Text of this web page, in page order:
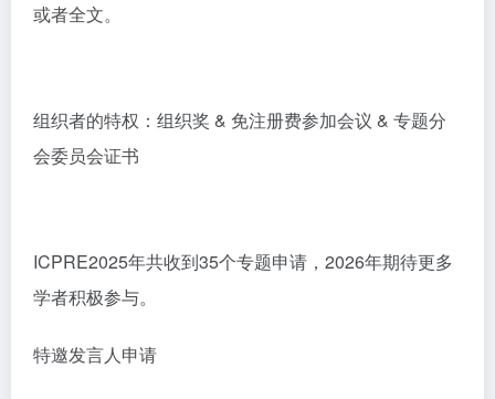
或者全文。
组织者的特权：组织奖 & 免注册费参加会议 & 专题分
会委员会证书
ICPRE2025年共收到35个专题申请，2026年期待更多
学者积极参与。
特邀发言人申请